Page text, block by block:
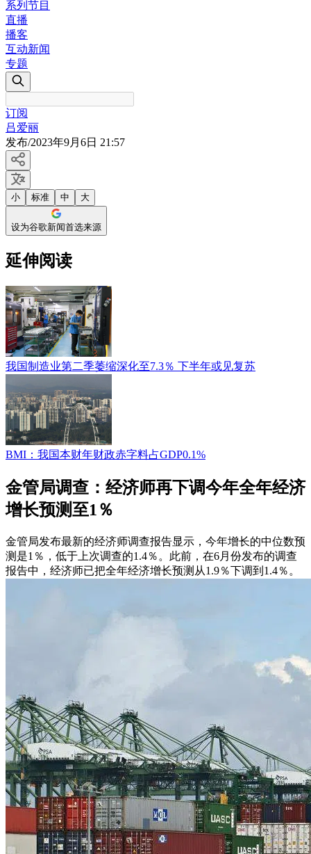
系列节目
直播
播客
互动新闻
专题
订阅
吕爱丽
发布/2023年9月6日 21:57
小 标准 中 大
设为谷歌新闻首选来源
延伸阅读
我国制造业第二季萎缩深化至7.3％ 下半年或见复苏
BMI：我国本财年财政赤字料占GDP0.1%
金管局调查：经济师再下调今年全年经济
增长预测至1％
金管局发布最新的经济师调查报告显示，今年增长的中位数预
测是1％，低于上次调查的1.4％。此前，在6月份发布的调查
报告中，经济师已把全年经济增长预测从1.9％下调到1.4％。